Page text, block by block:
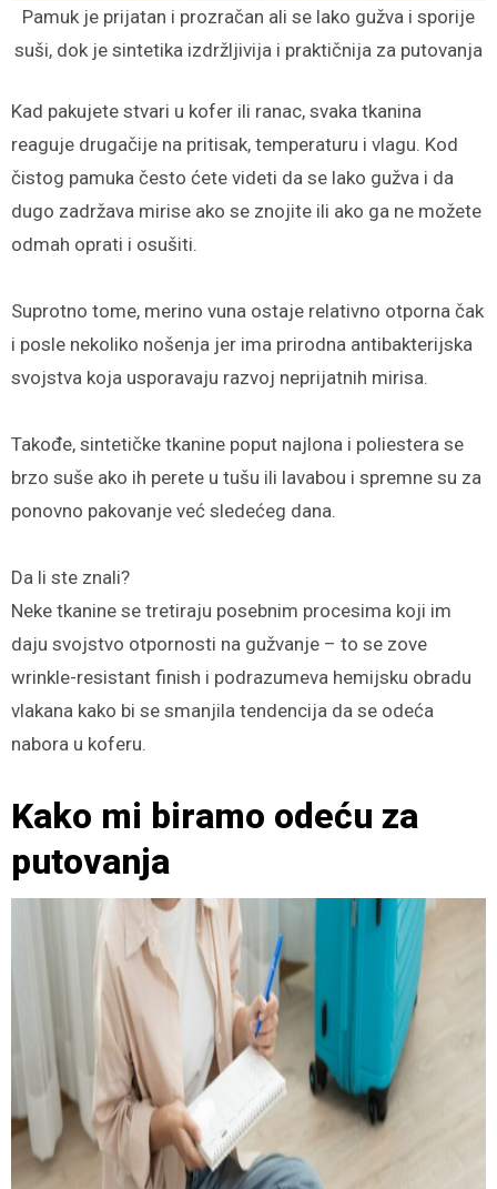
Pamuk je prijatan i prozračan ali se lako gužva i sporije
suši, dok je sintetika izdržljivija i praktičnija za putovanja
Kad pakujete stvari u kofer ili ranac, svaka tkanina
reaguje drugačije na pritisak, temperaturu i vlagu. Kod
čistog pamuka često ćete videti da se lako gužva i da
dugo zadržava mirise ako se znojite ili ako ga ne možete
odmah oprati i osušiti.
Suprotno tome, merino vuna ostaje relativno otporna čak
i posle nekoliko nošenja jer ima prirodna antibakterijska
svojstva koja usporavaju razvoj neprijatnih mirisa.
Takođe, sintetičke tkanine poput najlona i poliestera se
brzo suše ako ih perete u tušu ili lavabou i spremne su za
ponovno pakovanje već sledećeg dana.
Da li ste znali?
Neke tkanine se tretiraju posebnim procesima koji im
daju svojstvo otpornosti na gužvanje – to se zove
wrinkle-resistant finish i podrazumeva hemijsku obradu
vlakana kako bi se smanjila tendencija da se odeća
nabora u koferu.
Kako mi biramo odeću za
putovanja